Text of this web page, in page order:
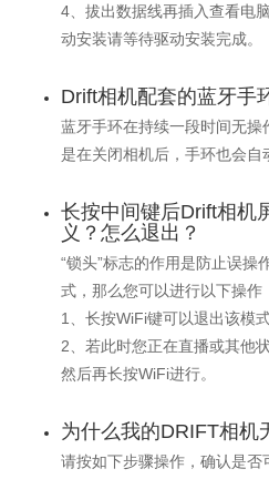
4、拔出数据线再插入查看电
动安装请等待驱动安装完成。
Drift相机配套的蓝牙手
蓝牙手环在持续一段时间无
是在关闭相机后，手环也会自
长按中间键后Drift相机
义？怎么退出？
“锁头”标志的作用是防止误操
式，那么您可以进行以下操作
1、长按WiFi键可以退出该模式
2、若此时您正在直播或其他
然后再长按WiFi进行。
为什么我的DRIFT相机
请按如下步骤操作，确认是否